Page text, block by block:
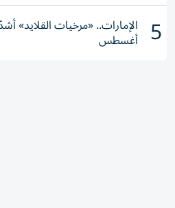
5 أغسطس